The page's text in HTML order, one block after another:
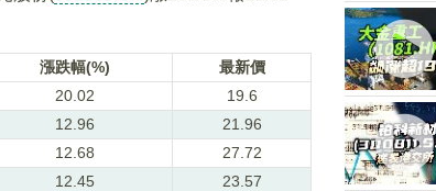
漲跌幅(%)
最新價
20.02
19.6
12.96
21.96
12.68
27.72
12.45
23.57